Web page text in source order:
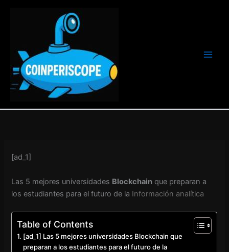
[ad_1]
Las 5 mejores universidades Blockchain que preparan a
los estudiantes para el futuro de la Información analítica
Table of Contents
[ad_1] Las 5 mejores universidades Blockchain que
preparan a los estudiantes para el futuro de la